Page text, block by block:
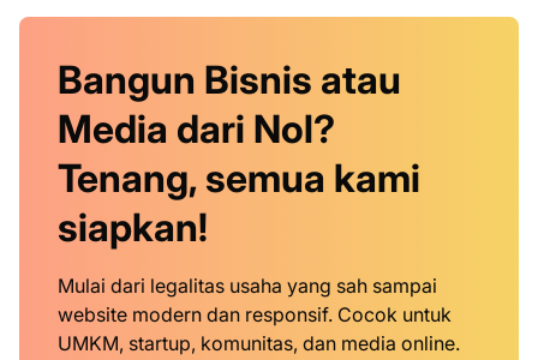
Bangun Bisnis atau
Media dari Nol?
Tenang, semua kami
siapkan!
Mulai dari legalitas usaha yang sah sampai
website modern dan responsif. Cocok untuk
UMKM, startup, komunitas, dan media online.